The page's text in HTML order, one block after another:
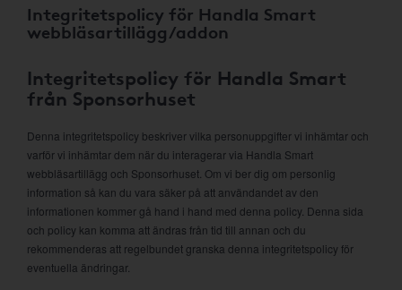
Integritetspolicy för Handla Smart
webbläsartillägg/addon
Integritetspolicy för Handla Smart
från Sponsorhuset
Denna integritetspolicy beskriver vilka personuppgifter vi inhämtar och
varför vi inhämtar dem när du interagerar via Handla Smart
webbläsartillägg och Sponsorhuset. Om vi ber dig om personlig
information så kan du vara säker på att användandet av den
informationen kommer gå hand i hand med denna policy. Denna sida
och policy kan komma att ändras från tid till annan och du
rekommenderas att regelbundet granska denna integritetspolicy för
eventuella ändringar.